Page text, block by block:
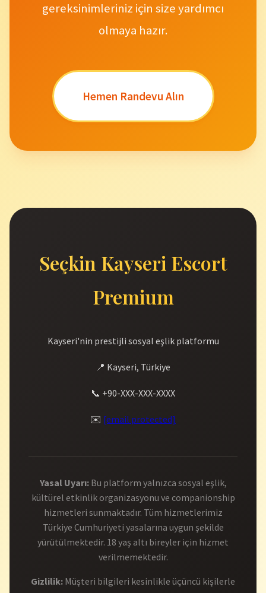
gereksinimleriniz için size yardımcı
olmaya hazır.
Hemen Randevu Alın
Seçkin Kayseri Escort
Premium
Kayseri'nin prestijli sosyal eşlik platformu
📍 Kayseri, Türkiye
📞 +90-XXX-XXX-XXXX
✉️ [email protected]
Yasal Uyarı:Bu platform yalnızca sosyal eşlik,
kültürel etkinlik organizasyonu ve companionship
hizmetleri sunmaktadır. Tüm hizmetlerimiz
Türkiye Cumhuriyeti yasalarına uygun şekilde
yürütülmektedir. 18 yaş altı bireyler için hizmet
verilmemektedir.
Gizlilik: Müşteri bilgileri kesinlikle üçüncü kişilerle